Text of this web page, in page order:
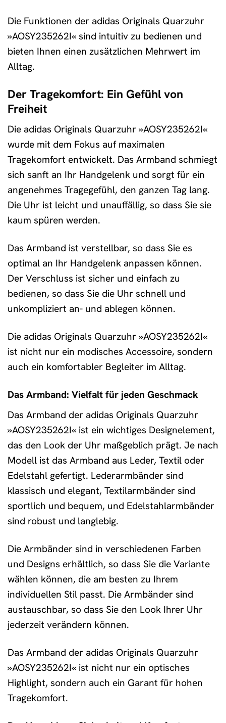
Die Funktionen der adidas Originals Quarzuhr
»AOSY235262I« sind intuitiv zu bedienen und
bieten Ihnen einen zusätzlichen Mehrwert im
Alltag.
Der Tragekomfort: Ein Gefühl von
Freiheit
Die adidas Originals Quarzuhr »AOSY235262I«
wurde mit dem Fokus auf maximalen
Tragekomfort entwickelt. Das Armband schmiegt
sich sanft an Ihr Handgelenk und sorgt für ein
angenehmes Tragegefühl, den ganzen Tag lang.
Die Uhr ist leicht und unauffällig, so dass Sie sie
kaum spüren werden.
Das Armband ist verstellbar, so dass Sie es
optimal an Ihr Handgelenk anpassen können.
Der Verschluss ist sicher und einfach zu
bedienen, so dass Sie die Uhr schnell und
unkompliziert an- und ablegen können.
Die adidas Originals Quarzuhr »AOSY235262I«
ist nicht nur ein modisches Accessoire, sondern
auch ein komfortabler Begleiter im Alltag.
Das Armband: Vielfalt für jeden Geschmack
Das Armband der adidas Originals Quarzuhr
»AOSY235262I« ist ein wichtiges Designelement,
das den Look der Uhr maßgeblich prägt. Je nach
Modell ist das Armband aus Leder, Textil oder
Edelstahl gefertigt. Lederarmbänder sind
klassisch und elegant, Textilarmbänder sind
sportlich und bequem, und Edelstahlarmbänder
sind robust und langlebig.
Die Armbänder sind in verschiedenen Farben
und Designs erhältlich, so dass Sie die Variante
wählen können, die am besten zu Ihrem
individuellen Stil passt. Die Armbänder sind
austauschbar, so dass Sie den Look Ihrer Uhr
jederzeit verändern können.
Das Armband der adidas Originals Quarzuhr
»AOSY235262I« ist nicht nur ein optisches
Highlight, sondern auch ein Garant für hohen
Tragekomfort.